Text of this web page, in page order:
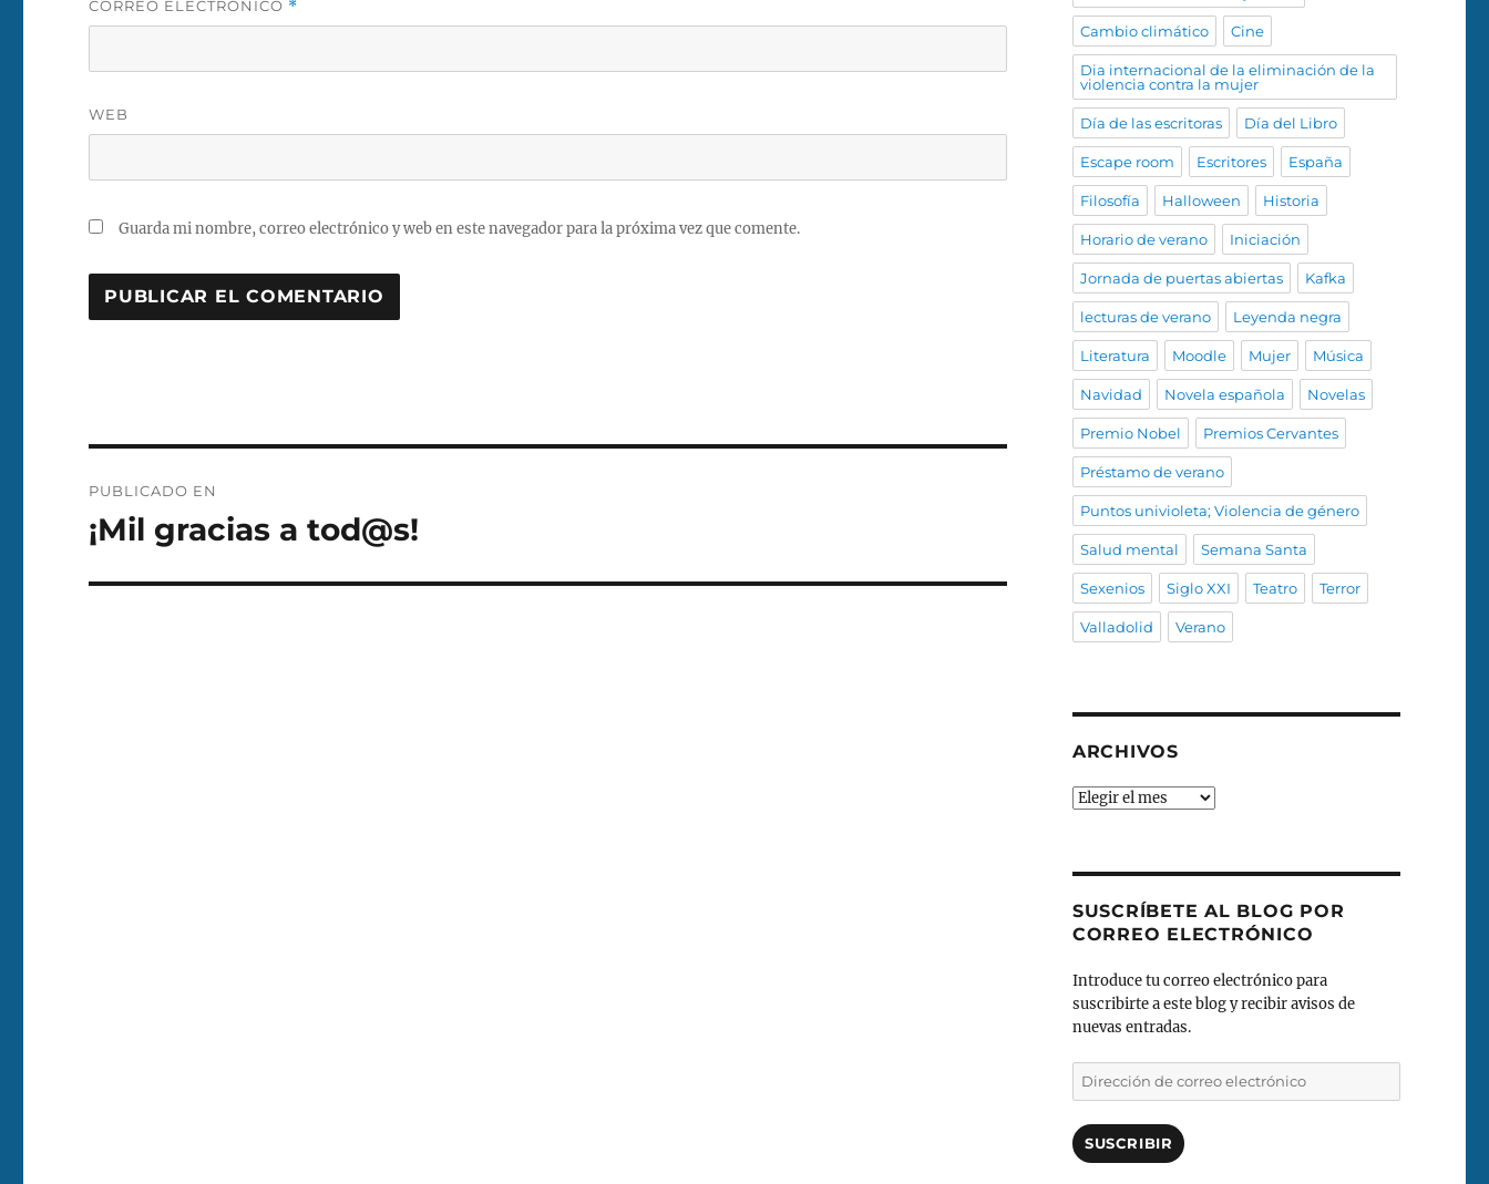
CORREO ELECTRÓNICO *
WEB
Guarda mi nombre, correo electrónico y web en este navegador para la próxima vez que comente.
de
PUBLICADO EN
¡Mil gracias a tod@s!
Cambio climático Cine
Dia internacional de la eliminación de la
violencia contra la mujer
Día de las escritoras Día del Libro
Escape room Escritores España
Filosofía Halloween Historia
Horario de verano Iniciación
Jornada de puertas abiertas Kafka
lecturas de verano Leyenda negra
Literatura Moodle Mujer Música
Navidad Novela española Novelas
Premio Nobel Premios Cervantes
Préstamo de verano
Puntos univioleta; Violencia de género
Salud mental Semana Santa
Sexenios Siglo XXI Teatro Terror
Valladolid Verano
ARCHIVOS
Archivos
SUSCRÍBETE AL BLOG POR
CORREO ELECTRÓNICO
Introduce tu correo electrónico para
suscribirte a este blog y recibir avisos de
nuevas entradas.
Dirección
de
electrónico
SUSCRIBIR